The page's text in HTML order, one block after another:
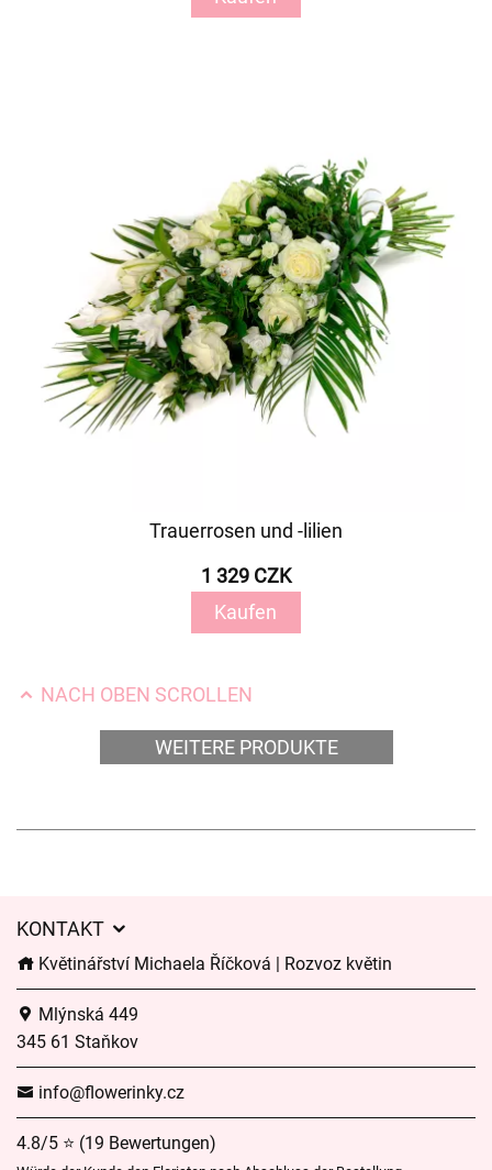
Trauerrosen und -lilien
1 329 CZK
Kaufen
NACH OBEN SCROLLEN
WEITERE PRODUKTE
KONTAKT
Květinářství Michaela Říčková | Rozvoz květin
Mlýnská 449
345 61 Staňkov
info@flowerinky.cz
4.8/5 ⭐ (19 Bewertungen)